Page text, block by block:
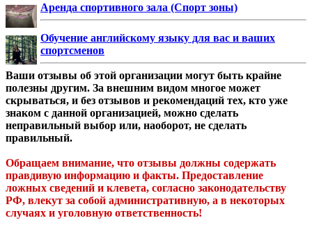
Аренда спортивного зала (Спорт зоны)
Обучение английскому языку для вас и ваших
спортсменов
Ваши отзывы об этой организации могут быть крайне
полезны другим. За внешним видом многое может
скрываться, и без отзывов и рекомендаций тех, кто уже
знаком с данной организацией, можно сделать
неправильный выбор или, наоборот, не сделать
правильный.
Обращаем внимание, что отзывы должны содержать
правдивую информацию и факты. Предоставление
ложных сведений и клевета, согласно законодательству
РФ, влекут за собой административную, а в некоторых
случаях и уголовную ответственность!